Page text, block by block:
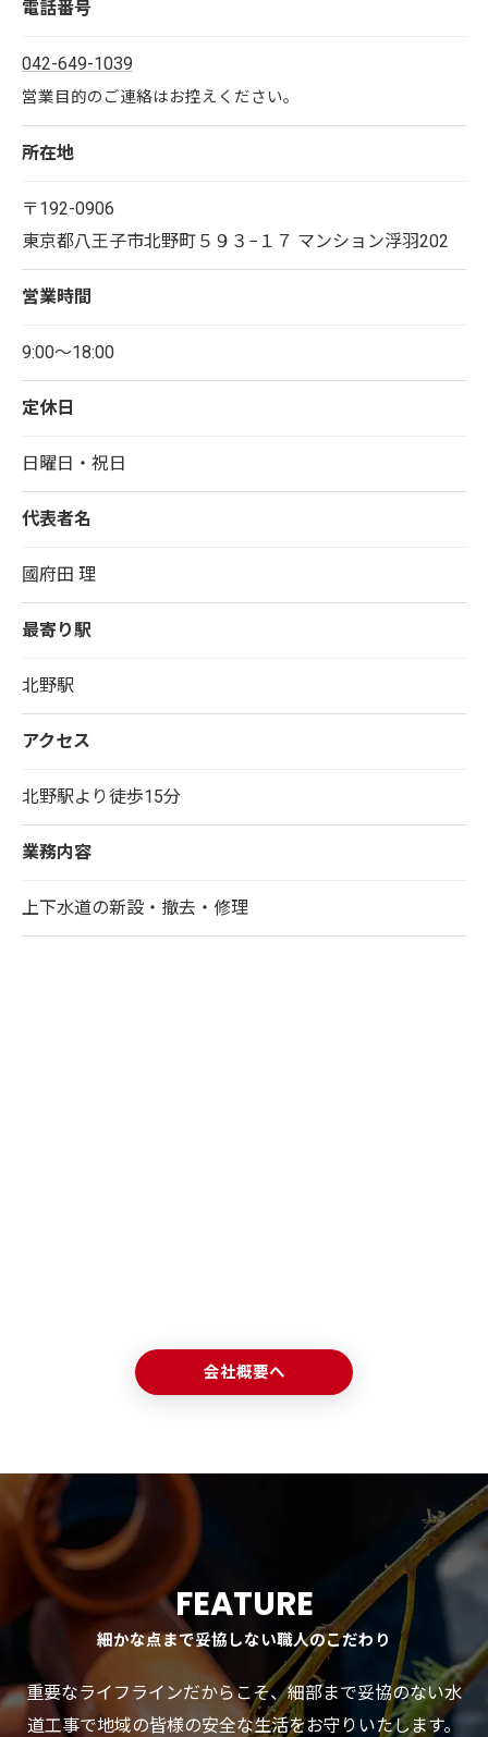
電話番号
042-649-1039
営業目的のご連絡はお控えください。
所在地
〒192-0906
東京都八王子市北野町５９３−１７ マンション浮羽202
営業時間
9:00～18:00
定休日
日曜日・祝日
代表者名
國府田 理
最寄り駅
北野駅
アクセス
北野駅より徒歩15分
業務内容
上下水道の新設・撤去・修理
会社概要へ
細かな点まで妥協しない職人のこだわり
FEATURE
重要なライフラインだからこそ、細部まで妥協のない水
道工事で地域の皆様の安全な生活をお守りいたします。